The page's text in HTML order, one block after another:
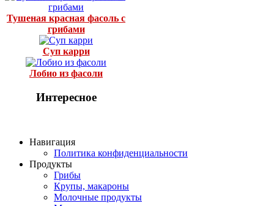
Тушеная красная фасоль с
грибами
Суп карри
Лобио из фасоли
Интересное
Навигация
Политика конфиденциальности
Продукты
Грибы
Крупы, макароны
Молочные продукты